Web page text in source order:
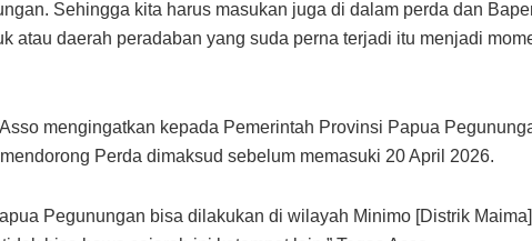
Sehingga kita harus masukan juga di dalam perda dan
atau daerah peradaban yang suda perna terjadi itu menjadi
mengingatkan kepada Pemerintah Provinsi Papua
Perda dimaksud sebelum memasuki 20 April 2026.
Pegunungan bisa dilakukan di wilayah Minimo [Distrik